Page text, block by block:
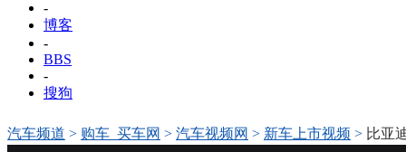
-
博客
-
BBS
-
搜狗
汽车频道 > 购车_买车网 > 汽车视频网 > 新车上市视频 > 比亚